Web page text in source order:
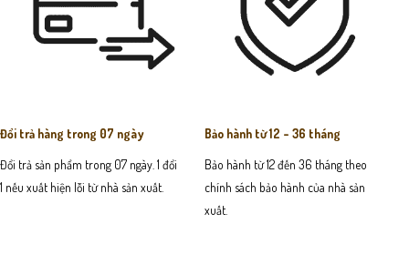
Đổi trả hàng trong 07 ngày
Đổi trả sản phẩm trong 07 ngày. 1 đổi
1 nếu xuất hiện lỗi từ nhà sản xuất.
Bảo hành từ 12 - 36 tháng
Bảo hành từ 12 đến 36 tháng theo
chính sách bảo hành của nhà sản
xuất.